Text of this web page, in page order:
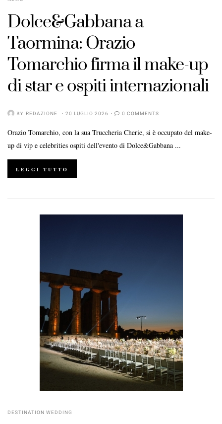
Dolce&Gabbana a
Taormina: Orazio
Tomarchio firma il make-up
di star e ospiti internazionali
BY REDAZIONE 20 LUGLIO 2026 0 COMMENTS
Orazio Tomarchio, con la sua Truccheria Cherie, si è occupato del make-
up di vip e celebrities ospiti dell'evento di Dolce&Gabbana ...
LEGGI TUTTO
DESTINATION WEDDING
POSTED